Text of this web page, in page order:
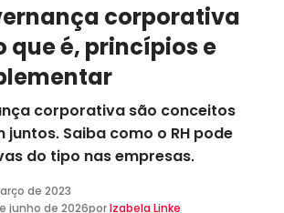
corporativa
que é, princípios e
corporativa são conceitos
juntos. Saiba como o RH pode
do tipo nas empresas.
de 2023
junho de 2026porIzabela Linke